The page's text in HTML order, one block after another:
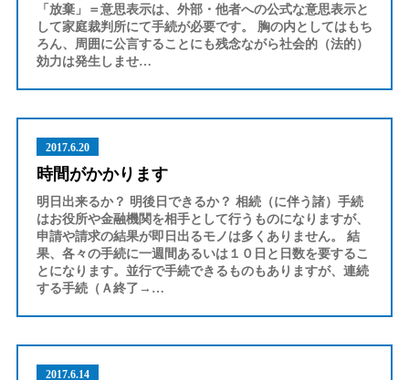
「放棄」＝意思表示は、外部・他者への公式な意思表示と
して家庭裁判所にて手続が必要です。 胸の内としてはもち
ろん、周囲に公言することにも残念ながら社会的（法的）
効力は発生しませ…
2017.6.20
時間がかかります
明日出来るか？ 明後日できるか？ 相続（に伴う諸）手続
はお役所や金融機関を相手として行うものになりますが、
申請や請求の結果が即日出るモノは多くありません。 結
果、各々の手続に一週間あるいは１０日と日数を要するこ
とになります。並行で手続できるものもありますが、連続
する手続（Ａ終了→…
2017.6.14